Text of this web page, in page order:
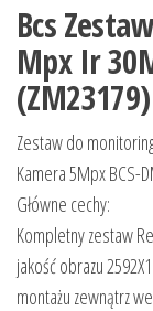
Bcs
Mpx Ir
(ZM23179)
Zestaw do
Kamera 5Mpx BCS-
Główne cechy:
Kompletny zestaw
jakość obrazu
montażu zewnątrz